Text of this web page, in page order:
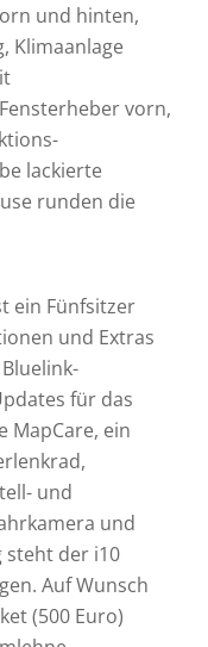
und hinten,
Klimaanlage
vorn,
lackierte
runden die
ein Fünfsitzer
und Extras
für das
MapCare, ein
und
und
steht der i10
Auf Wunsch
(500 Euro)